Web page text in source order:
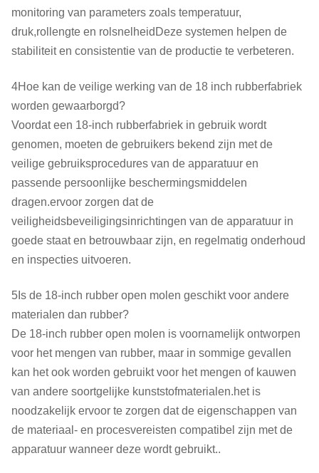
monitoring van parameters zoals temperatuur,
druk,rollengte en rolsnelheidDeze systemen helpen de
stabiliteit en consistentie van de productie te verbeteren.
4Hoe kan de veilige werking van de 18 inch rubberfabriek
worden gewaarborgd?
Voordat een 18-inch rubberfabriek in gebruik wordt
genomen, moeten de gebruikers bekend zijn met de
veilige gebruiksprocedures van de apparatuur en
passende persoonlijke beschermingsmiddelen
dragen.ervoor zorgen dat de
veiligheidsbeveiligingsinrichtingen van de apparatuur in
goede staat en betrouwbaar zijn, en regelmatig onderhoud
en inspecties uitvoeren.
5Is de 18-inch rubber open molen geschikt voor andere
materialen dan rubber?
De 18-inch rubber open molen is voornamelijk ontworpen
voor het mengen van rubber, maar in sommige gevallen
kan het ook worden gebruikt voor het mengen of kauwen
van andere soortgelijke kunststofmaterialen.het is
noodzakelijk ervoor te zorgen dat de eigenschappen van
de materiaal- en procesvereisten compatibel zijn met de
apparatuur wanneer deze wordt gebruikt..